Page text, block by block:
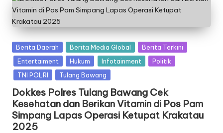
Posted
in
Berita Daerah Berita Media Global
Berita Terkini
Entertaiment
Hukum Infotainment
Politik
TNI POLRI
Tulang Bawang
Dokkes Polres Tulang Bawang Cek
Kesehatan dan Berikan Vitamin di Pos Pam
Simpang Lapas Operasi Ketupat Krakatau
2025